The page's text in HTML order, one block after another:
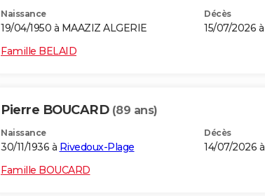
Naissance
19/04/1950 à MAAZIZ ALGERIE
Décès
15/07/2026 à
Famille BELAID
Pierre BOUCARD (89 ans)
Naissance
30/11/1936 à Rivedoux-Plage
Décès
14/07/2026 à
Famille BOUCARD